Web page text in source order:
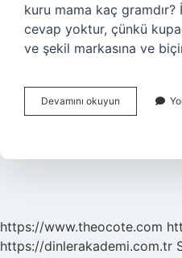
kuru mama kaç
cevap yoktur, çünkü
ve şekil markasına ve
Devamını okuyun
Çay
Maması
https://www.theocote.com
https://dinlerakademi.com.tr